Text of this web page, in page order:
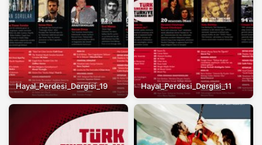
Hayal_Perdesi_Dergisi_19 Hayal_Perdesi_Dergisi_11